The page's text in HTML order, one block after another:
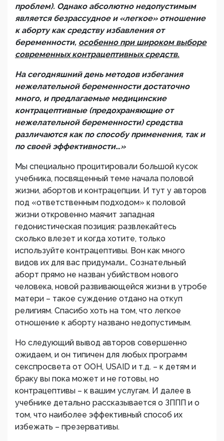
проблем). Однако абсолютно недопустимым
является безрассудное и «легкое» отношение
к аборту как средству избавления от
беременности, особенно при широком выборе
современных контрацептивных средств.
На сегодняшний день методов избегания
нежелательной беременности достаточно
много, и предлагаемые медицинские
контрацептивные (предохраняющие от
нежелательной беременности) средства
различаются как по способу применения, так и
по своей эффективности…»
Мы специально процитировали большой кусок
учебника, посвященный теме начала половой
жизни, абортов и контрацепции. И тут у авторов
под «ответственным подходом» к половой
жизни откровенно маячит западная
гедонистическая позиция: развлекайтесь
сколько влезет и когда хотите, только
используйте контрацептивы. Вон как много
видов их для вас придумали… Сознательный
аборт прямо не назван убийством нового
человека, новой развивающейся жизни в утробе
матери – такое суждение отдано на откуп
религиям. Спасибо хоть на том, что легкое
отношение к аборту названо недопустимым.
Но следующий вывод авторов совершенно
ожидаем, и он типичен для любых программ
секспросвета от ООН, USAID и т.д. – к детям и
браку вы пока может и не готовы, но
контрацептивы – к вашим услугам. И далее в
учебнике детально рассказывается о ЗППП и о
том, что наиболее эффективный способ их
избежать – презервативы.